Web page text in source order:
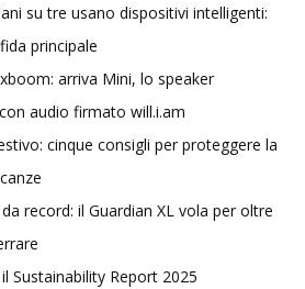
su tre usano dispositivi intelligenti:
principale
arriva Mini, lo speaker
audio firmato will.i.am
cinque consigli per proteggere la
record: il Guardian XL vola per oltre
Sustainability Report 2025